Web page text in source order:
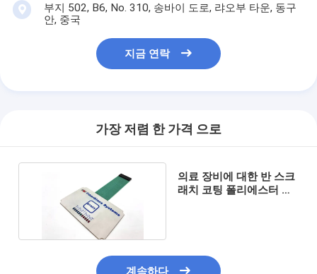
부지 502, B6, No. 310, 송바이 도로, 랴오부 타운, 동구
안, 중국
지금 연락
가장 저렴 한 가격 으로
의료 장비에 대한 반 스크
래치 코팅 폴리에스터 키
계속하다